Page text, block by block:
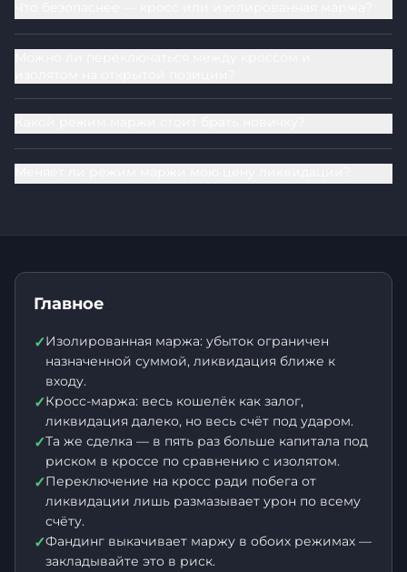
Главное
✓Изолированная маржа: убыток ограничен
назначенной суммой, ликвидация ближе к
входу.
✓Кросс-маржа: весь кошелёк как залог,
ликвидация далеко, но весь счёт под ударом.
✓Та же сделка — в пять раз больше капитала под
риском в кроссе по сравнению с изолятом.
✓Переключение на кросс ради побега от
ликвидации лишь размазывает урон по всему
счёту.
✓Фандинг выкачивает маржу в обоих режимах —
закладывайте это в риск.